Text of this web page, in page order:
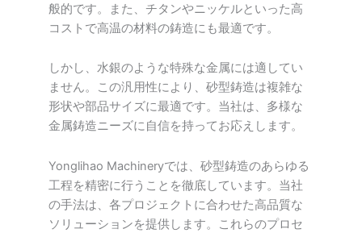
般的です。また、チタンやニッケルといった高
コストで高温の材料の鋳造にも最適です。
しかし、水銀のような特殊な金属には適してい
ません。この汎用性により、砂型鋳造は複雑な
形状や部品サイズに最適です。当社は、多様な
金属鋳造ニーズに自信を持ってお応えします。
Yonglihao Machineryでは、砂型鋳造のあらゆる
工程を精密に行うことを徹底しています。当社
の手法は、各プロジェクトに合わせた高品質な
ソリューションを提供します。これらのプロセ